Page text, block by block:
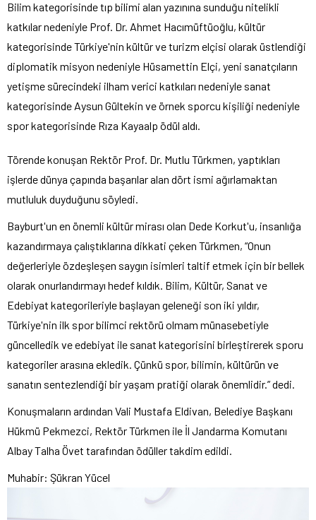
Bilim kategorisinde tıp bilimi alan yazınına sunduğu nitelikli
katkılar nedeniyle Prof. Dr. Ahmet Hacımüftüoğlu, kültür
kategorisinde Türkiye'nin kültür ve turizm elçisi olarak üstlendiği
diplomatik misyon nedeniyle Hüsamettin Elçi, yeni sanatçıların
yetişme sürecindeki ilham verici katkıları nedeniyle sanat
kategorisinde Aysun Gültekin ve örnek sporcu kişiliği nedeniyle
spor kategorisinde Rıza Kayaalp ödül aldı.
Törende konuşan Rektör Prof. Dr. Mutlu Türkmen, yaptıkları
işlerde dünya çapında başarılar alan dört ismi ağırlamaktan
mutluluk duyduğunu söyledi.
Bayburt'un en önemli kültür mirası olan Dede Korkut'u, insanlığa
kazandırmaya çalıştıklarına dikkati çeken Türkmen, “Onun
değerleriyle özdeşleşen saygın isimleri taltif etmek için bir bellek
olarak onurlandırmayı hedef kıldık. Bilim, Kültür, Sanat ve
Edebiyat kategorileriyle başlayan geleneği son iki yıldır,
Türkiye'nin ilk spor bilimci rektörü olmam münasebetiyle
güncelledik ve edebiyat ile sanat kategorisini birleştirerek sporu
kategoriler arasına ekledik. Çünkü spor, bilimin, kültürün ve
sanatın sentezlendiği bir yaşam pratiği olarak önemlidir.” dedi.
Konuşmaların ardından Vali Mustafa Eldivan, Belediye Başkanı
Hükmü Pekmezci, Rektör Türkmen ile İl Jandarma Komutanı
Albay Talha Övet tarafından ödüller takdim edildi.
Muhabir: Şükran Yücel